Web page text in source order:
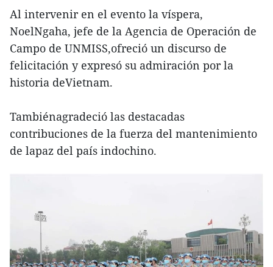
Al intervenir en el evento la víspera,
NoelNgaha, jefe de la Agencia de Operación de
Campo de UNMISS,ofreció un discurso de
felicitación y expresó su admiración por la
historia deVietnam.
Tambiénagradeció las destacadas
contribuciones de la fuerza del mantenimiento
de lapaz del país indochino.